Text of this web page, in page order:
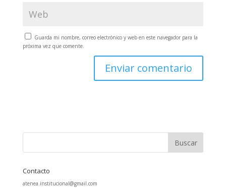
Guarda mi nombre, correo electrónico y web en este navegador para la
próxima vez que comente.
Contacto
atenea.institucional@gmail.com